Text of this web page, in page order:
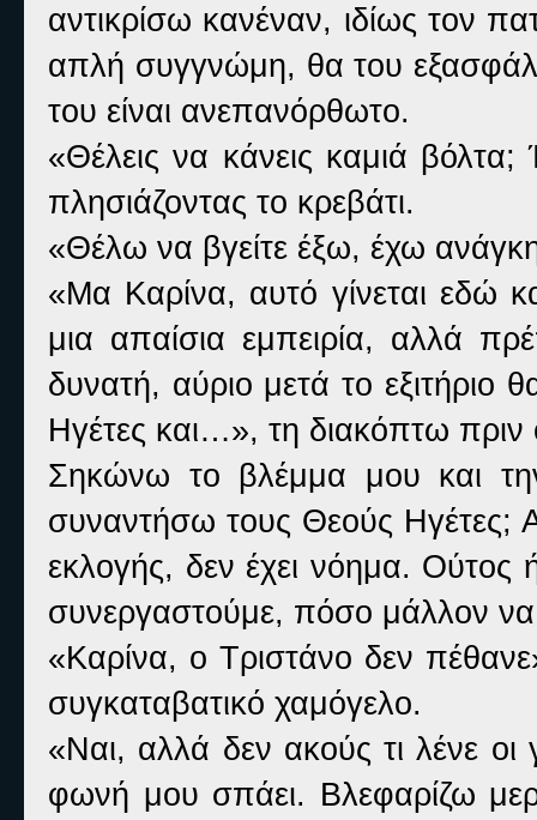
αντικρίσω κανέναν, ιδίως τον
απλή συγγνώμη, θα του
του είναι ανεπανόρθωτο.
«Θέλεις να κάνεις καμιά
πλησιάζοντας το κρεβάτι.
«Θέλω να βγείτε έξω, έχω
«Μα Καρίνα, αυτό γίνεται εδώ
μια απαίσια εμπειρία, αλλά
δυνατή, αύριο μετά το εξιτήριο
Ηγέτες και…», τη διακόπτω πριν
Σηκώνω το βλέμμα μου και
συναντήσω τους Θεούς Ηγέτες;
εκλογής, δεν έχει νόημα.
συνεργαστούμε, πόσο μάλλον να
«Καρίνα, ο Τριστάνο δεν
συγκαταβατικό χαμόγελο.
«Ναι, αλλά δεν ακούς τι λένε
φωνή μου σπάει. Βλεφαρίζω